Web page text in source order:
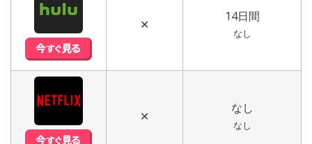
✕
14日間
なし
✕
なし
なし